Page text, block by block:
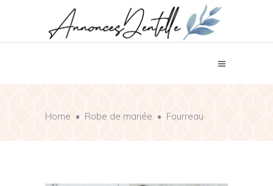
Home • Robe de mariée • Fourreau